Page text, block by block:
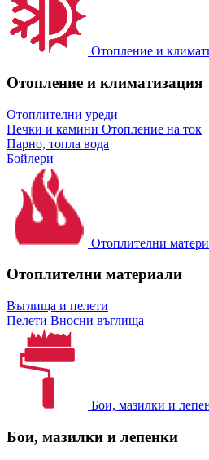
Отопление и
Отопление и климатизация
Отоплителни уреди
Печки и камини Отопление на ток
Парно, топла вода
Бойлери
Отоплителни
Отоплителни материали
Въглища и пелети
Пелети Вносни въглища
Бои, мазилки и
Бои, мазилки и лепенки